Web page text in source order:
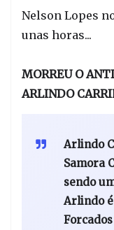
Nelson Lopes
unas horas...
MORREU O
ARLINDO
Arlindo
Samora
sendo
Arlindo é